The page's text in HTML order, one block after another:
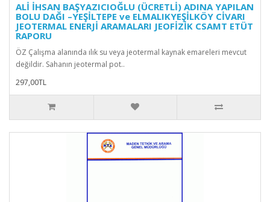
ALİ İHSAN BAŞYAZICIOĞLU (ÜCRETLİ) ADINA YAPILAN
BOLU DAĞI –YEŞİLTEPE ve ELMALIKYEŞİLKÖY CİVARI
JEOTERMAL ENERJİ ARAMALARI JEOFİZİK CSAMT ETÜT
RAPORU
ÖZ Çalışma alanında ılık su veya jeotermal kaynak emareleri mevcut
değildir. Sahanın jeotermal pot..
297,00TL